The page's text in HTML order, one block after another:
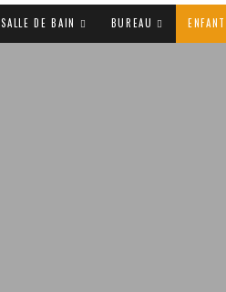
SALLE DE BAIN BUREAU ENFANT